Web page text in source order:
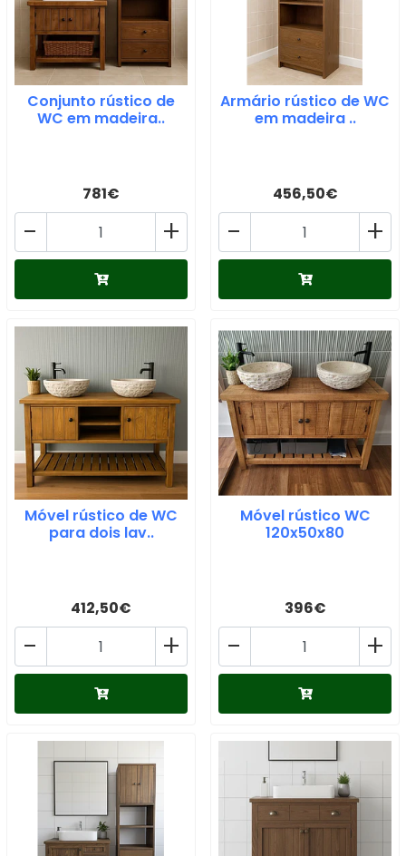
Conjunto rústico de
WC em madeira..
781€
+
-
Armário rústico de WC
em madeira ..
456,50€
+
-
Móvel rústico de WC
para dois lav..
412,50€
+
-
Móvel rústico WC
120x50x80
396€
+
-